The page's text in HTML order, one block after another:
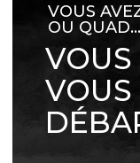
VOUS
OU QUAD…
VOUS